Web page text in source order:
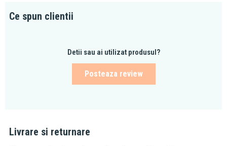
Ce spun clientii
Detii sau ai utilizat produsul?
Posteaza review
Livrare si returnare